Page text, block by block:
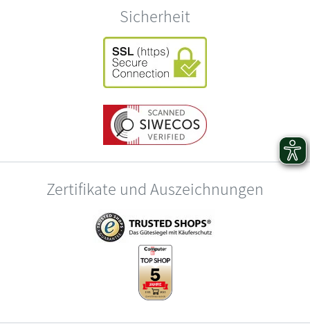
Sicherheit
Zertifikate und Auszeichnungen